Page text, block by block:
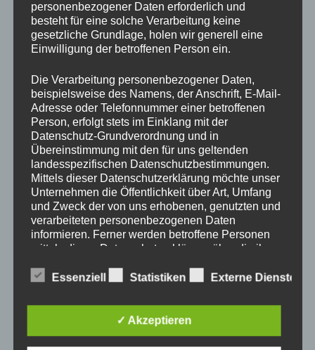
Suchen
nach:
News & More
Luftdrucktabelle
Steckerbelegungen
Tempo 100 km/h
Zusatz zu Klasse B
Führerschein-Recht
personenbezogener Daten erforderlich und
besteht für eine solche Verarbeitung keine
gesetzliche Grundlage, holen wir generell eine
Einwilligung der betroffenen Person ein.
Die Verarbeitung personenbezogener Daten,
beispielsweise des Namens, der Anschrift, E-Mail-
Adresse oder Telefonnummer einer betroffenen
Person, erfolgt stets im Einklang mit der
Datenschutz-Grundverordnung und in
Übereinstimmung mit den für uns geltenden
landesspezifischen Datenschutzbestimmungen.
Mittels dieser Datenschutzerklärung möchte unser
Unternehmen die Öffentlichkeit über Art, Umfang
und Zweck der von uns erhobenen, genutzten und
verarbeiteten personenbezogenen Daten
informieren. Ferner werden betroffene Personen
mittels dieser Datenschutzerklärung über die ihnen
zahlreiche technische und organisatorische
Maßnahmen umgesetzt, um einen möglichst
lückenlosen Schutz der über diese Internetseite
Essenziell Statistiken Externe Dienste
✓ Akzeptieren